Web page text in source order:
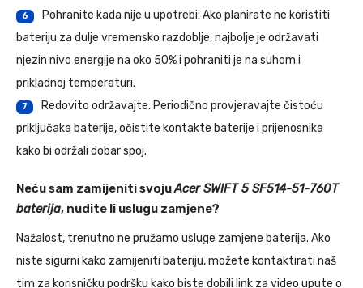
6
Pohranite kada nije u upotrebi: Ako planirate ne koristiti
bateriju za dulje vremensko razdoblje, najbolje je održavati
njezin nivo energije na oko 50% i pohraniti je na suhom i
prikladnoj temperaturi.
7
Redovito održavajte: Periodično provjeravajte čistoću
priključaka baterije, očistite kontakte baterije i prijenosnika
kako bi održali dobar spoj.
Neću sam zamijeniti svojuAcer SWIFT 5 SF514-51-760T
baterija, nudite li uslugu zamjene?
Nažalost, trenutno ne pružamo usluge zamjene baterija. Ako
niste sigurni kako zamijeniti bateriju, možete kontaktirati naš
tim za korisničku podršku kako biste dobili link za video upute o